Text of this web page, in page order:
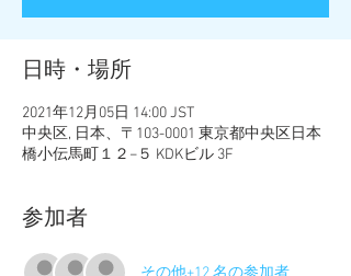
日時・場所
2021年12月05日 14:00 JST
中央区, 日本、〒103-0001 東京都中央区日本
橋小伝馬町１２−５ KDKビル 3F
参加者